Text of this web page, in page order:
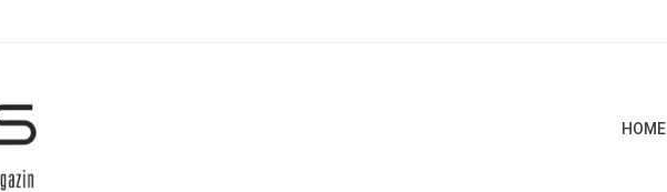
HOME